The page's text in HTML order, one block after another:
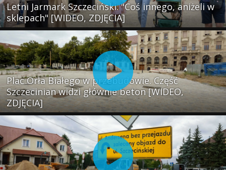
Letni Jarmark Szczeciński. "Coś innego, aniżeli w
sklepach" [WIDEO, ZDJĘCIA]
Plac Orła Białego w przebudowie. Część
Szczecinian widzi głównie beton [WIDEO,
ZDJĘCIA]